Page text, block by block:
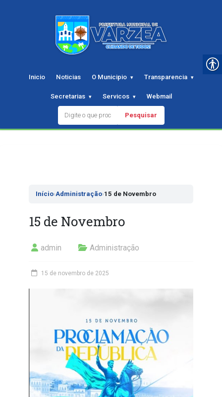
Inicio Noticias O Municipio Transparencia
Secretarias Servicos Webmail
Pesquisar
Início›Administração›15 de Novembro
15 de Novembro
admin Administração
15 de novembro de 2025